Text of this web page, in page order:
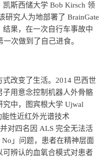
斯西储大学 Bob Kirsch 领
研究人为地部署了 BrainGate
果，在一次自行车事故中
次做到了自己进食。
改变了生活。2014 巴西世
用意念控制机器人外骨骼
究中，图宾根大学 Ujwal
能性近红外光谱技术
对四名因 ALS 完全无法活
」问题，患者在精神层面
辨认的血氧合模式对患者